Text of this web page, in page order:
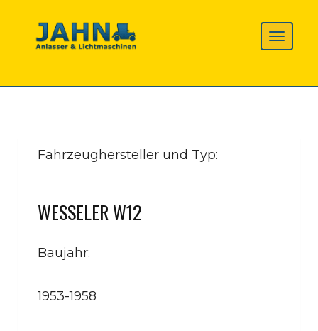
Fahrzeughersteller und Typ:
WESSELER W12
Baujahr:
1953-1958